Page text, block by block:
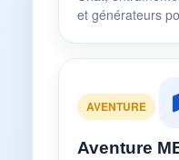
et générateurs
AVENTURE
Aventure